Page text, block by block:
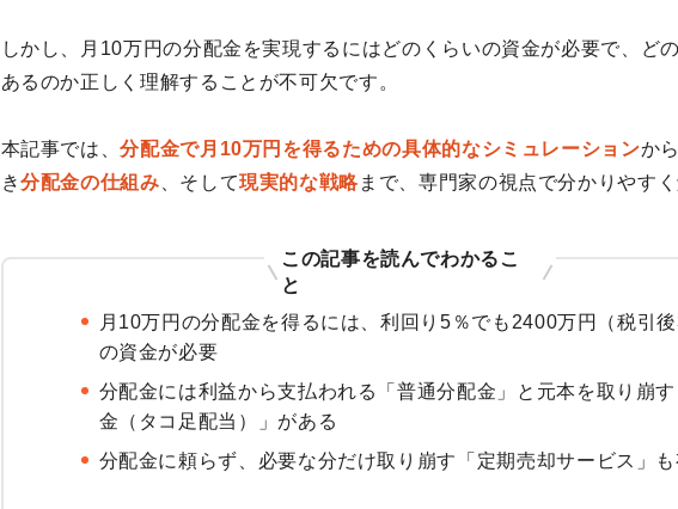
しかし、月10万円の分配金を実現するにはどのくらいの資金が必要で、ど
あるのか正しく理解することが不可欠です。
本記事では、分配金で月10万円を得るための具体的なシミュレーションか
き分配金の仕組み 、そして現実的な戦略まで、専門家の視点で分かりやす
この記事を読んでわかるこ
と
月10万円の分配金を得るには、利回り5％でも2400万円（税引
の資金が必要
分配金には利益から支払われる「普通分配金」と元本を取り崩
金（タコ足配当）」がある
分配金に頼らず、必要な分だけ取り崩す「定期売却サービス」